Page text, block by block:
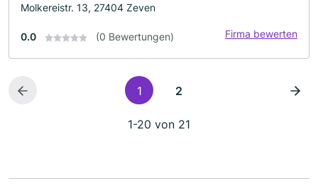
Molkereistr. 13, 27404 Zeven
0.0 (0 Bewertungen) Firma bewerten
1 2
1-20 von 21